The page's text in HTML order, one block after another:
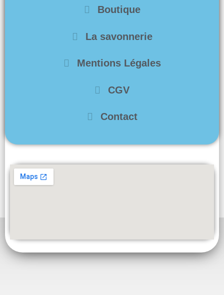
Boutique
La savonnerie
Mentions Légales
CGV
Contact